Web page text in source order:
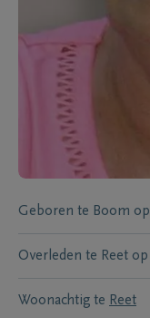
Geboren te Boom op
Overleden te Reet op
Woonachtig te Reet